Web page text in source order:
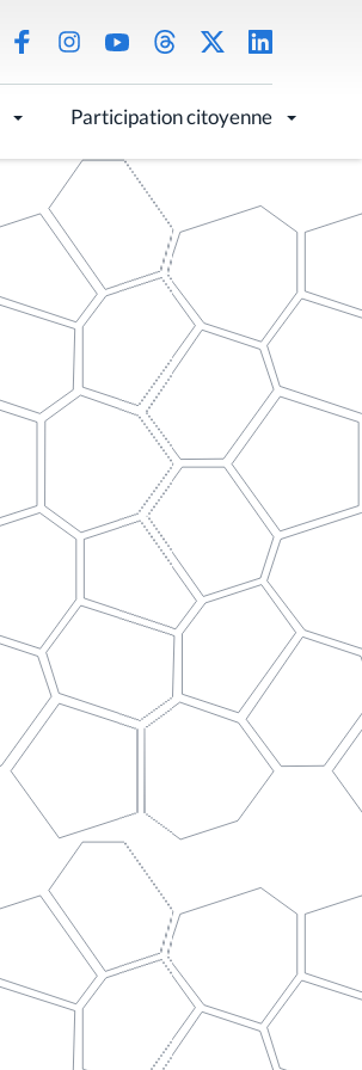
Participation citoyenne